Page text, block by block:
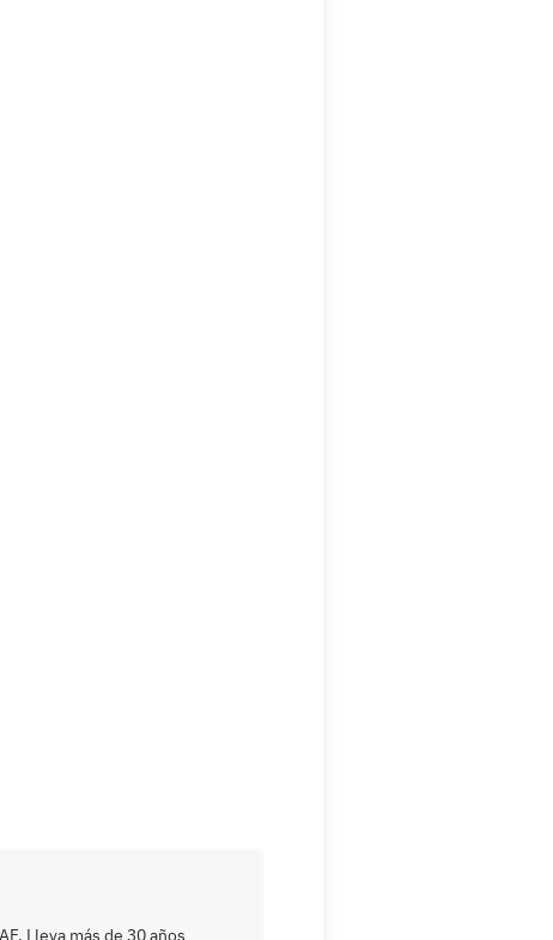
Lleva más de 30 años